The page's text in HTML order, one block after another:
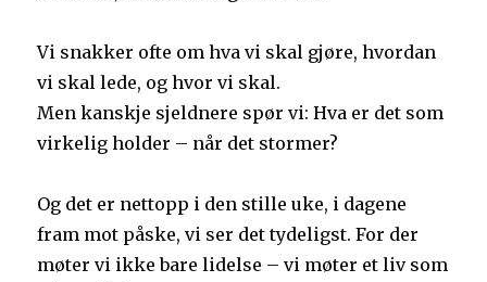
Vi snakker ofte om hva vi skal gjøre, hvordan
vi skal lede, og hvor vi skal.
Men kanskje sjeldnere spør vi: Hva er det som
virkelig holder – når det stormer?
Og det er nettopp i den stille uke, i dagene
fram mot påske, vi ser det tydeligst. For der
møter vi ikke bare lidelse – vi møter et liv som